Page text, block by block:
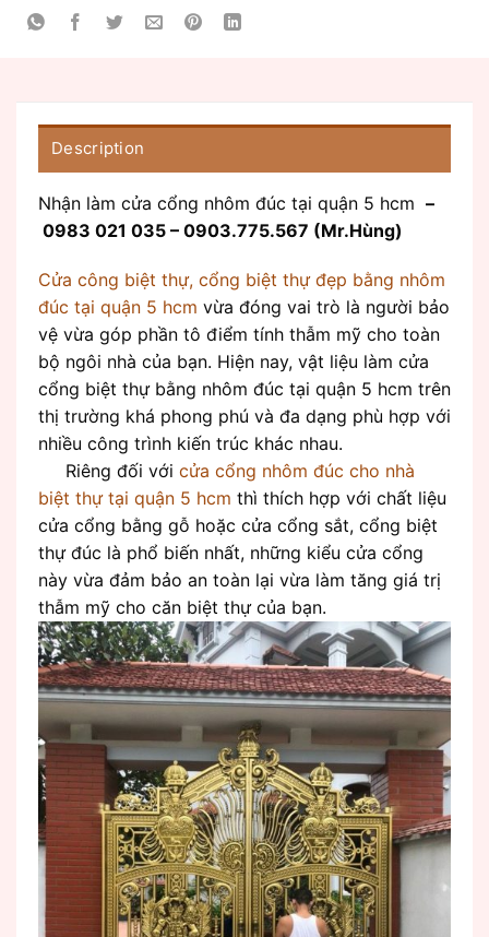
Description
Nhận làm cửa cổng nhôm đúc tại quận 5 hcm –
0983 021 035 – 0903.775.567 (Mr.Hùng)
Cửa công biệt thự, cổng biệt thự đẹp bằng nhôm
đúc tại quận 5 hcm vừa đóng vai trò là người bảo
vệ vừa góp phần tô điểm tính thẫm mỹ cho toàn
bộ ngôi nhà của bạn. Hiện nay, vật liệu làm cửa
cổng biệt thự bằng nhôm đúc tại quận 5 hcm trên
thị trường khá phong phú và đa dạng phù hợp với
nhiều công trình kiến trúc khác nhau.
Riêng đối với cửa cổng nhôm đúc cho nhà
biệt thự tại quận 5 hcm thì thích hợp với chất liệu
cửa cổng bằng gỗ hoặc cửa cổng sắt, cổng biệt
thự đúc là phổ biến nhất, những kiểu cửa cổng
này vừa đảm bảo an toàn lại vừa làm tăng giá trị
thẫm mỹ cho căn biệt thự của bạn.